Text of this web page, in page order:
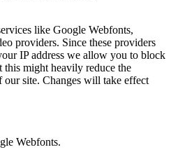
like Google Webfonts,
providers. Since these providers
IP address we allow you to block
this might heavily reduce the
site. Changes will take effect
Webfonts.